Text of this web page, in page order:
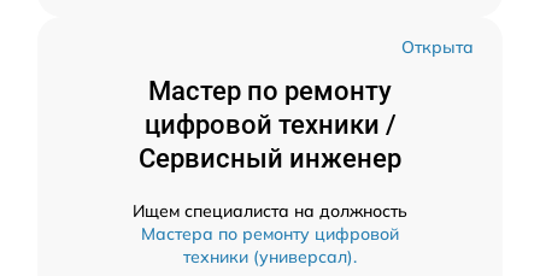
Открыта
Мастер по ремонту
цифровой техники /
Сервисный инженер
Ищем специалиста на должность
Мастера по ремонту цифровой
техники (универсал).